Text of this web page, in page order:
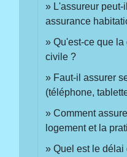
L'assureur
assurance
Qu'est-ce que
civile ?
Faut-il assurer
(téléphone,
Comment
logement et la
Quel est le délai